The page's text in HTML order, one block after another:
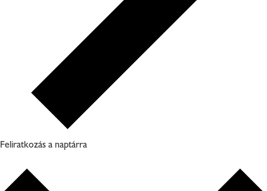
Feliratkozás a naptárra